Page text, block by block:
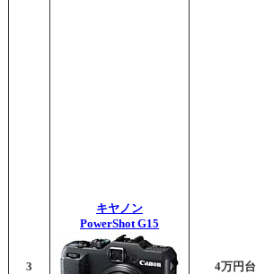
3
キヤノン
PowerShot G15
4万円台